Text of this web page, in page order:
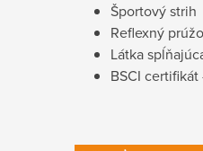
Športový strih
Reflexný
Látka
BSCI certifikát